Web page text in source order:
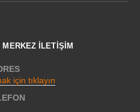
İLETİŞİM
için tıklayın